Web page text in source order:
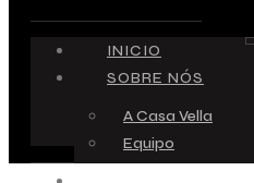
INICIO
SOBRE NÓS
A Casa Vella
Equipo